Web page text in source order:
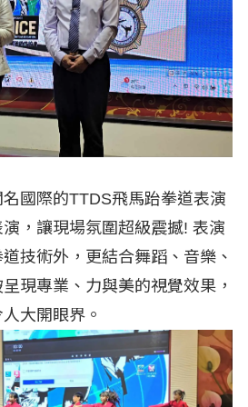
國際的TTDS飛馬跆拳道表演
，讓現場氛圍超級震撼! 表演
技術外，更結合舞蹈、音樂、
現專業、力與美的視覺效果，
大開眼界。